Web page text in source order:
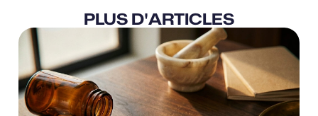
PLUS D'ARTICLES